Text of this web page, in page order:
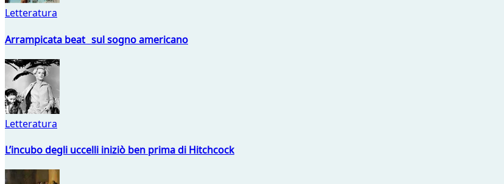
Letteratura
Arrampicata beat sul sogno americano
Letteratura
L’incubo degli uccelli iniziò ben prima di Hitchcock